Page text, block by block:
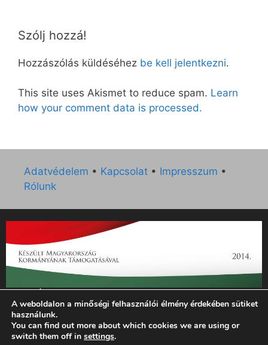
Szólj hozzá!
Hozzászólás küldéséhez be kell jelentkezni.
This site uses Akismet to reduce spam. Learn
how your comment data is processed.
Adatvédelem • Kapcsolat • Impresszum •
Rólunk
„Az Új Ember katolikus hetilap 2014. évi működésének
támogatását az EGYH-KCP-14-P-0121 sz. támogatási
szerződés keretében 3 000 000 Ft összegben támogatta az
Emberi Erőforrások Minisztériuma.”
A weboldalon a minőségi felhasználói élmény érdekében sütiket
használunk.
You can find out more about which cookies we are using or
switch them off in settings.